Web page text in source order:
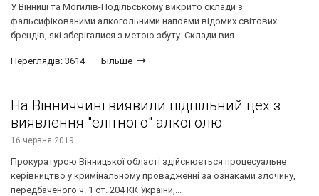
У Вінниці та Могилів-Подільському викрито склади з
фальсифікованими алкогольними напоями відомих світових
брендів, які зберігалися з метою збуту. Склади вия...
Переглядів: 3614 Більше
На Вінниччині виявили підпільний цех з
виявлення "елітного" алкоголю
16 червня 2019
Прокуратурою Вінницької області здійснюється процесуальне
керівництво у кримінальному провадженні за ознаками злочину,
передбаченого ч. 1 ст. 204 КК України,...